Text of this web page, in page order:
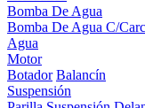
Bomba De Agua
Bomba De Agua C/
Agua
Motor
Botador Balancín
Suspensión